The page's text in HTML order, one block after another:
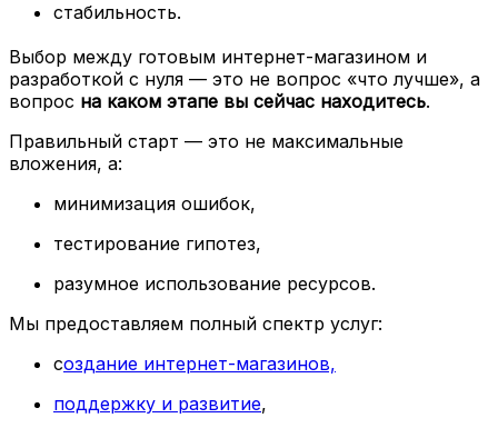
стабильность.
Выбор между готовым интернет-магазином и
разработкой с нуля — это не вопрос «что лучше», а
вопрос на каком этапе вы сейчас находитесь.
Правильный старт — это не максимальные
вложения, а:
минимизация ошибок,
тестирование гипотез,
разумное использование ресурсов.
Мы предоставляем полный спектр услуг:
создание интернет-магазинов,
поддержку и развитие,